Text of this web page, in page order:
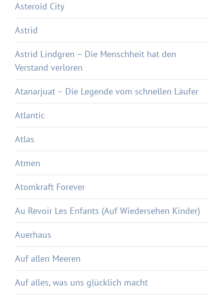
Asteroid City
Astrid
Astrid Lindgren – Die Menschheit hat den
Verstand verloren
Atanarjuat – Die Legende vom schnellen Läufer
Atlantic
Atlas
Atmen
Atomkraft Forever
Au Revoir Les Enfants (Auf Wiedersehen Kinder)
Auerhaus
Auf allen Meeren
Auf alles, was uns glücklich macht